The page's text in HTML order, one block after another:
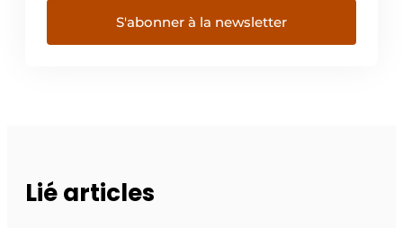
S'abonner à la newsletter
Lié articles